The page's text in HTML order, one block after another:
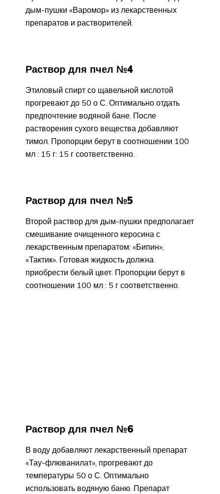
дым-пушки «Варомор» из лекарственных
препаратов и растворителей.
Раствор для пчел №4
Этиловый спирт со щавельной кислотой
прогревают до 50 о С. Оптимально отдать
предпочтение водяной бане. После
растворения сухого вещества добавляют
тимол. Пропорции берут в соотношении 100
мл : 15 г: 15 г соответственно.
Раствор для пчел №5
Второй раствор для дым-пушки предполагает
смешивание очищенного керосина с
лекарственным препаратом: «Бипин»,
«Тактик». Готовая жидкость должна
приобрести белый цвет. Пропорции берут в
соотношении 100 мл : 5 г соответственно.
Раствор для пчел №6
В воду добавляют лекарственный препарат
«Тау-флюванилат», прогревают до
температуры 50 о С. Оптимально
использовать водяную баню. Препарат